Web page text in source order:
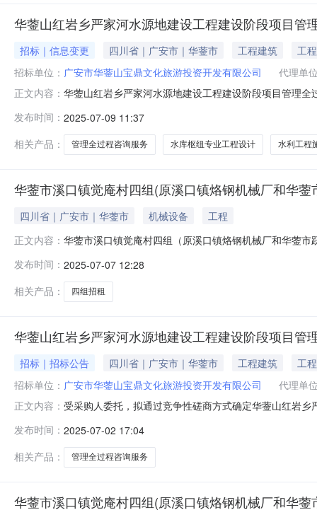
华蓥山红岩乡严家河水源地建设工程建设阶段项目管
招标｜信息变更 四川省｜广安市｜华蓥市 工程建筑
工程
招标单位： 广安市华蓥山宝鼎文化旅游投资开发有限公司
代理单
正文内容： 华蓥山红岩乡严家河水源地建设工程建设阶段项目管理
颁发的水库枢纽专业工程设计乙级及以上资质或具有水
上资质或具有水行政主管部门颁发的
发布时间： 2025-07-09 11:37
相关产品：
管理全过程咨询服务 水库枢纽专业工程设计 水利工程
华蓥市溪口镇觉庵村四组(原溪口镇烙钢机械厂和华
四川省｜广安市｜华蓥市 机械设备
工程
正文内容： 华蓥市溪口镇觉庵村四组（原溪口镇烙钢机械厂和华蓥
溪口镇觉庵村四组（原溪口镇烙钢机械厂和华蓥市跃川
间，若对结果有异议或意见，请通过来访或书
发布时间： 2025-07-07 12:28
相关产品：
四组招租
华蓥山红岩乡严家河水源地建设工程建设阶段项目管
招标｜招标公告 四川省｜广安市｜华蓥市 工程建筑
工程
招标单位： 广安市华蓥山宝鼎文化旅游投资开发有限公司
代理单
正文内容： 受采购人委托，拟通过竞争性磋商方式确定华蓥山红岩
质；2.同时具有行政主管部门颁发的水库枢纽专业工程
（即2022年1月1日至申请文件递交截止时间）
发布时间： 2025-07-02 17:04
相关产品：
管理全过程咨询服务
华蓥市溪口镇觉庵村四组(原溪口镇烙钢机械厂和华